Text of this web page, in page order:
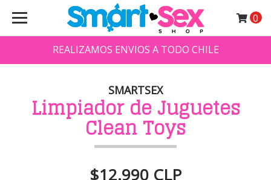
REALIZAMOS ENVIOS A TODO CHILE
0
SMARTSEX
Limpiador de Juguetes
Clean Toys
$12.990 CLP